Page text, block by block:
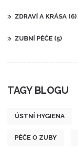
ZDRAVÍ A KRÁSA (6)
ZUBNÍ PÉČE (5)
TAGY BLOGU
ÚSTNÍ HYGIENA
PÉČE O ZUBY